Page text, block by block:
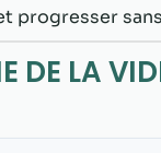
progresser
DE LA